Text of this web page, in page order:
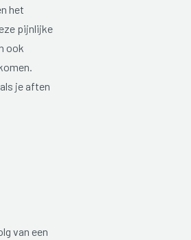
het
pijnlijke
ook
je aften
van een